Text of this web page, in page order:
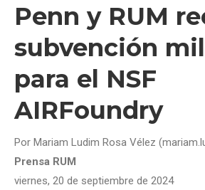
Penn y RUM
subvención
para el NSF
AIRFoundry
Por Mariam Ludim Rosa Vélez
Prensa RUM
viernes, 20 de septiembre de 2024